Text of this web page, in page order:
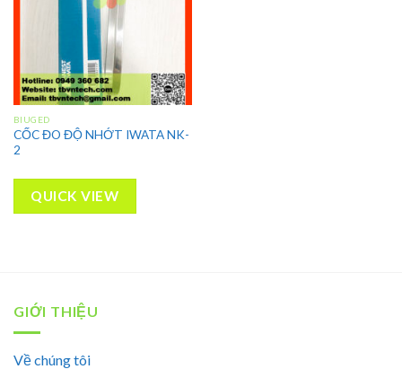
BIUGED
CỐC ĐO ĐỘ NHỚT IWATA NK-
2
QUICK VIEW
GIỚI THIỆU
Về chúng tôi